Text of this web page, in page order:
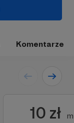
Komentarze
10 zł